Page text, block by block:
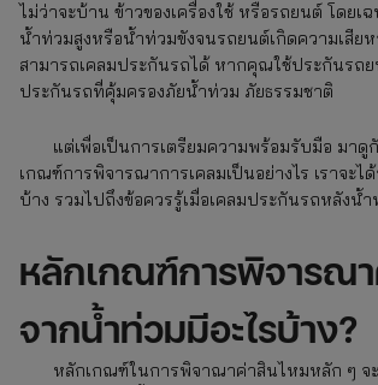
ไม่ว่าจะบ้าน ข้าวของเครื่องใช้ หรือรถยนต์ โดยเ
น้ำท่วมสูงหรือน้ำท่วมขังจนรถยนต์เกิดความเสีย
สามารถเคลมประกันรถได้ หากคุณใช้ประกันรถ
ประกันรถที่คุ้มครองภัยน้ำท่วม ภัยธรรมชาติ
แต่เพื่อเป็นการเตรียมความพร้อมรับมือ มาดู
เกณฑ์การพิจารณาการเคลมเป็นอย่างไร เราจะได้
บ้าง รวมไปถึงข้อควรรู้เมื่อเคลมประกันรถหลังน้ำ
หลักเกณฑ์การพิจารณา
จากน้ำท่วมมีอะไรบ้าง?
หลักเกณฑ์ในการพิจาณาค่าสินไหมหลัก ๆ จะ